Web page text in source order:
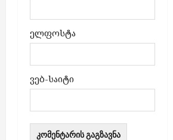
ელფოსტა
ვებ-საიტი